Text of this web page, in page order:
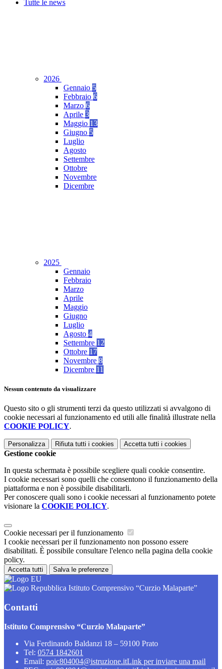
Tutte le news
2026
Gennaio 5
Febbraio 6
Marzo 6
Aprile 3
Maggio 13
Giugno 5
Luglio
Agosto
Settembre
Ottobre
Novembre
Dicembre
2025
Gennaio
Febbraio
Marzo
Aprile
Maggio
Giugno
Luglio
Agosto 4
Settembre 12
Ottobre 17
Novembre 8
Dicembre 11
Nessun contenuto da visualizzare
Questo sito o gli strumenti terzi da questo utilizzati si avvalgono di
cookie necessari al funzionamento ed utili alle finalità illustrate nella
COOKIE POLICY.
Personalizza Rifiuta tutti i cookies Accetta tutti i cookies
Gestione cookie
In questa schermata è possibile scegliere quali cookie consentire.
I cookie necessari sono quelli che consentono il funzionamento della
piattaforma e non è possibile disabilitarli.
Per conoscere quali sono i cookie necessari al funzionamento potete
visionare la COOKIE POLICY.
Cookie necessari per il funzionamento
I cookie necessari per il funzionamento non possono essere
disabilitati. È possibile consultare l'elenco nella pagina della cookie
policy.
Accetta tutti Salva le preferenze
Istituto Comprensivo “Curzio Malaparte”
Contatti
Istituto Comprensivo “Curzio Malaparte”
Via Ferdinando Baldanzi 18 – 59100 Prato
Tel: 0574 1842601
Email: poic804004@istruzione.itLink per inviare una mail